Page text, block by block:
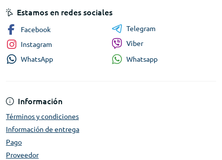
Información
Términos y condiciones
Información de entrega
Pago
Proveedor
Estamos en redes sociales
Facebook
Instagram
WhatsApp
Telegram
Viber
Whatsapp